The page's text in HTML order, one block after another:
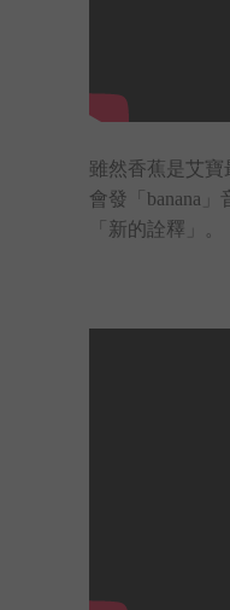
雖然香蕉是艾
會發「banana
「新的詮釋」。